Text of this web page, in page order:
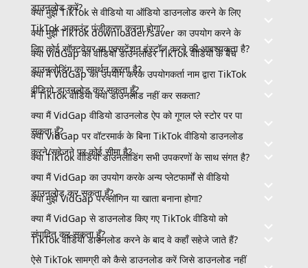
डाउनलोड करें?
क्या मुझे TikTok से वीडियो या ऑडियो डाउनलोड करने के लिए
TikTok अकाउंट पंजीकरण करना होगा?
क्या मुझे TikTok downloader/saver का उपयोग करने के
लिए कोई सॉफ़्टवेयर या एक्सटेंशन इंस्टॉल करने की आवश्यकता है?
क्या VidGap का वीडियो डाउनलोडर TikTok वीडियो के बैच
डाउनलोडिंग का समर्थन करता है?
क्या मैं VidGap का उपयोग करके उपयोगकर्ता नाम द्वारा TikTok
वीडियो डाउनलोड कर सकता हूँ?
मैं TikTok वीडियो क्यों डाउनलोड नहीं कर सकता?
क्या मैं VidGap वीडियो डाउनलोड ऐप को गूगल प्ले स्टोर पर पा
सकता हूँ?
क्या VidGap पर वॉटरमार्क के बिना TikTok वीडियो डाउनलोड
करने/सहेजने पर कोई सीमा है?
क्या TikTok वीडियो डाउनलोडिंग सभी उपकरणों के साथ संगत है?
क्या मैं VidGap का उपयोग करके अन्य प्लेटफार्मों से वीडियो
डाउनलोड कर सकता हूँ?
क्या मुझे VidGap पर लॉगिन या खाता बनाना होगा?
क्या मैं VidGap से डाउनलोड किए गए TikTok वीडियो को
संपादित कर सकता हूँ?
TikTok वीडियो डाउनलोड करने के बाद वे कहाँ सहेजे जाते हैं?
ऐसे TikTok सामग्री को कैसे डाउनलोड करें जिसे डाउनलोड नहीं